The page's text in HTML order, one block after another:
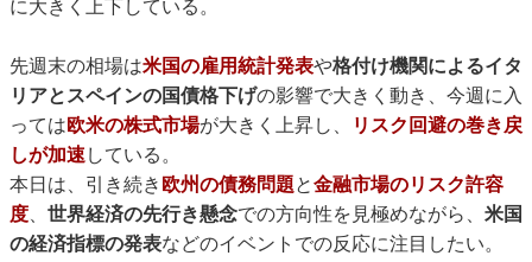
に大きく上下している。
先週末の相場は米国の雇用統計発表や格付け機関によるイタ
リアとスペインの国債格下げの影響で大きく動き、今週に入
っては欧米の株式市場が大きく上昇し、
リスク回避の巻き戻
しが加速している。
本日は、引き続き 欧州の債務問題と金融市場のリスク許容
度、 世界経済の先行き懸念での方向性を見極めながら、 米国
の経済指標の発表などのイベントでの反応に注目したい。